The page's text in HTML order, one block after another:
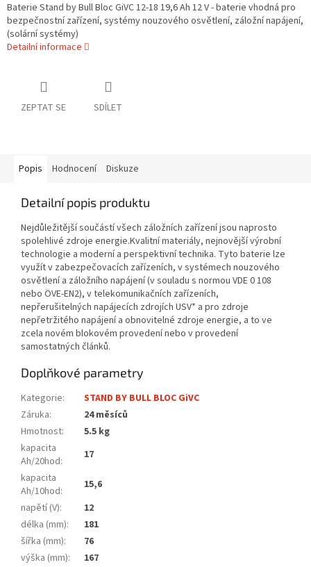
Baterie Stand by Bull Bloc GiVC 12-18 19,6 Ah 12 V - baterie vhodná pro
bezpečnostní zařízení, systémy nouzového osvětlení, záložní napájení,
(solární systémy)
Detailní informace
ZEPTAT SE SDÍLET
Popis Hodnocení Diskuze
Detailní popis produktu
Nejdůležitější součástí všech záložních zařízení jsou naprosto
spolehlivé zdroje energie.Kvalitní materiály, nejnovější výrobní
technologie a moderní a perspektivní technika. Tyto baterie lze
využít v zabezpečovacích zařízeních, v systémech nouzového
osvětlení a záložního napájení (v souladu s normou VDE 0 108
nebo ÖVE-EN2), v telekomunikačních zařízeních,
nepřerušitelných napájecích zdrojích USV* a pro zdroje
nepřetržitého napájení a obnovitelné zdroje energie, a to ve
zcela novém blokovém provedení nebo v provedení
samostatných článků.
Doplňkové parametry
Kategorie:
STAND BY BULL BLOC GiVC
Záruka:
24 měsíců
Hmotnost:
5.5 kg
kapacita
Ah/20hod:
17
kapacita
Ah/10hod:
15,6
napětí (V):
12
délka (mm):
181
šířka (mm):
76
výška (mm):
167